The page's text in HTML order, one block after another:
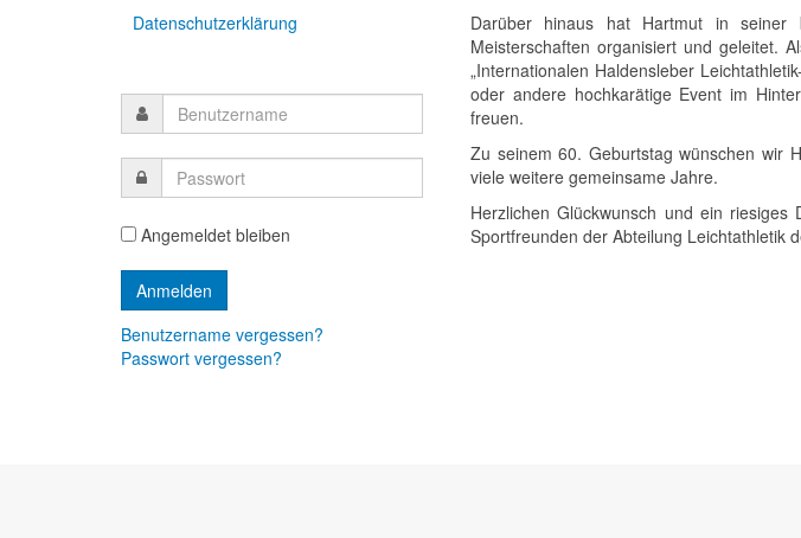
Darüber hinaus hat Hartmut in seiner
Meisterschaften organisiert und geleitet.
„Internationalen Haldensleber
oder andere hochkarätige Event im
freuen.
Zu seinem 60. Geburtstag wünschen wir
viele weitere gemeinsame Jahre.
Herzlichen Glückwunsch und ein
Sportfreunden der Abteilung Leichtathletik
Datenschutzerklärung
Angemeldet bleiben
Benutzername vergessen?
Passwort vergessen?